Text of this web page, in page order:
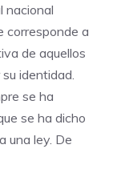
nacional
corresponde a
de aquellos
identidad.
se ha
se ha dicho
una ley. De